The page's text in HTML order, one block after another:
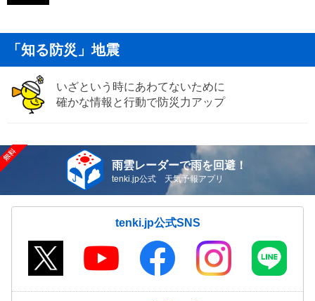
「知る防災」地震
いざという時にあわてないために
確かな情報と行動で防災力アップ
雨雲レーダーで雨を回避！
tenki.jp公式 天気予報アプリ
tenki.jp公式SNS